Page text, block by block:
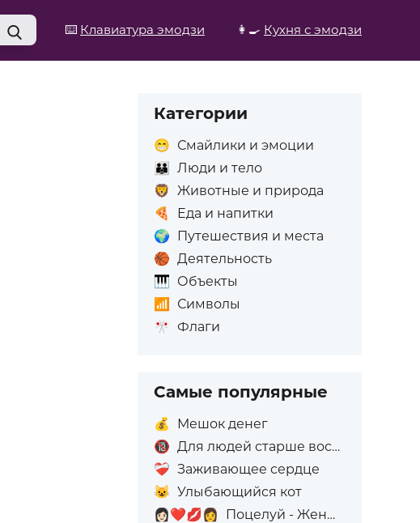
⌨️ Клавиатура эмодзи 👩‍🍳 Кухня с эмодзи
Категории
😁 Смайлики и эмоции
👪
Люди и тело
🦁 Животные и природа
🍕
Еда и напитки
🌍 Путешествия и места
🏀 Деятельность
🎹 Объекты
📶
Символы
🎌 Флаги
Самые популярные
💰
Мешок денег
🔞 Для людей старше восемнадцати лет
❤️‍🩹 Заживающее сердце
😺 Улыбающийся кот
👩🏻‍❤️‍💋‍👩
Поцелуй - Женщина: Светлый тон кожи, Женщина: Без тона кожи